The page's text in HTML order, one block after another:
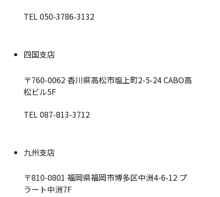
TEL 050-3786-3132
四国支店
〒760-0062 香川県高松市塩上町2-5-24 CABO高
松ビル5F
TEL 087-813-3712
九州支店
〒810-0801 福岡県福岡市博多区中洲4-6-12 プ
ラート中洲7F